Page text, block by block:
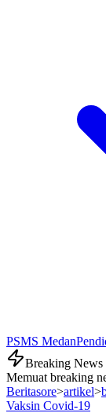
PSMS Medan
Breaking News
Memuat breaking
Beritasore>artikel>
Vaksin Covid-19